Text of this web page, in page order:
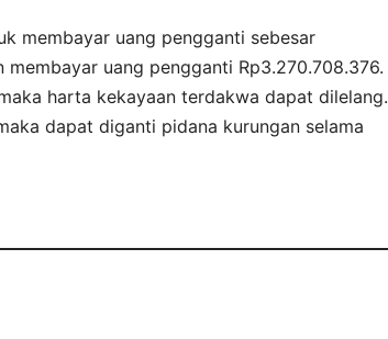
membayar uang pengganti sebesar
uang pengganti Rp3.270.708.376.
harta kekayaan terdakwa dapat dilelang.
dapat diganti pidana kurungan selama